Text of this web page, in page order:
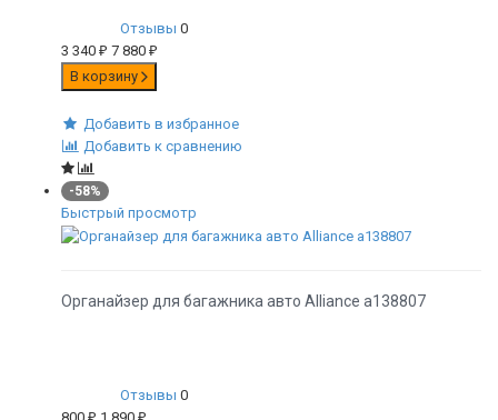
Отзывы 0
3 340 ₽ 7 880 ₽
В корзину
Добавить в избранное
Добавить к сравнению
-58%
Быстрый просмотр
Органайзер для багажника авто Alliance а138807
Отзывы 0